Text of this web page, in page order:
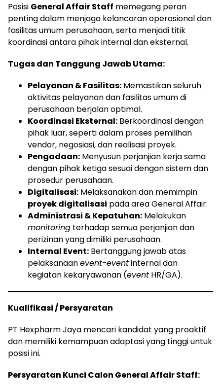
Posisi General Affair Staff memegang peran
penting dalam menjaga kelancaran operasional dan
fasilitas umum perusahaan, serta menjadi titik
koordinasi antara pihak internal dan eksternal.
Tugas dan Tanggung Jawab Utama:
Pelayanan & Fasilitas: Memastikan seluruh
aktivitas pelayanan dan fasilitas umum di
perusahaan berjalan optimal.
Koordinasi Eksternal: Berkoordinasi dengan
pihak luar, seperti dalam proses pemilihan
vendor, negosiasi, dan realisasi proyek.
Pengadaan: Menyusun perjanjian kerja sama
dengan pihak ketiga sesuai dengan sistem dan
prosedur perusahaan.
Digitalisasi: Melaksanakan dan memimpin
proyek digitalisasi pada area General Affair.
Administrasi & Kepatuhan: Melakukan
monitoring terhadap semua perjanjian dan
perizinan yang dimiliki perusahaan.
Internal Event: Bertanggung jawab atas
pelaksanaanevent-eventinternal dan
kegiatan kekaryawanan (event HR/GA).
Kualifikasi / Persyaratan
PT Hexpharm Jaya mencari kandidat yang proaktif
dan memiliki kemampuan adaptasi yang tinggi untuk
posisi ini.
Persyaratan Kunci Calon General Affair Staff: